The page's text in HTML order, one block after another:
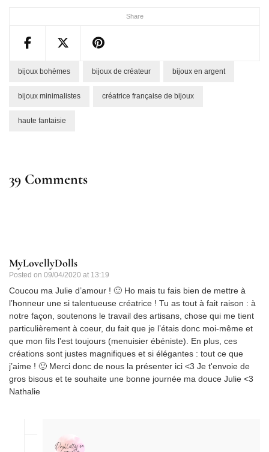
Share
bijoux bohèmes bijoux de créateur bijoux en argent
bijoux minimalistes créatrice française de bijoux
haute fantaisie
39 Comments
MyLovellyDolls
Posted on 09/04/2020 at 13:19
Coucou ma Julie d’amour ! 🙂 Ho mais tu fais bien de mettre à
l’honneur une si talentueuse créatrice ! Tu as tout à fait raison : à
notre façon, soutenons le travail des artisans, chose qui me tient
particulièrement à coeur, du fait que je l’étais donc moi-même et
que mon fils l’est toujours (menuisier ébéniste). En plus, ces
créations sont justes magnifiques et si élégantes : tout ce que
j’aime ! 🙂 Merci donc de nous la présenter ici <3 Je t'envoie de
gros bisous et te souhaite une bonne journée ma douce Julie <3
Nathalie